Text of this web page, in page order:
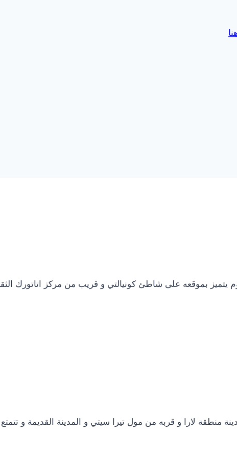
منطقة لارا و قربه من مول تيرا سيتي و المدينة القديمة و